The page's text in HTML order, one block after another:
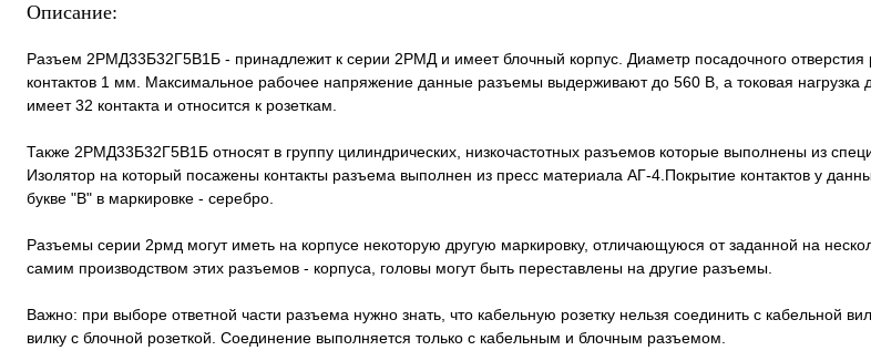
Описание:
Разъем 2РМД33Б32Г5В1Б - принадлежит к серии 2РМД и имеет блочный корпус. Диаметр посадочного
контактов 1 мм. Максимальное рабочее напряжение данные разъемы выдерживают до 560 В, а токовая
имеет 32 контакта и относится к розеткам.
Также 2РМД33Б32Г5В1Б относят в группу цилиндрических, низкочастотных разъемов которые выполнены из
Изолятор на который посажены контакты разъема выполнен из пресс материала АГ-4.Покрытие контактов у
букве "В" в маркировке - серебро.
Разъемы серии 2рмд могут иметь на корпусе некоторую другую маркировку, отличающуюся от заданной на
самим производством этих разъемов - корпуса, головы могут быть переставлены на другие разъемы.
Важно: при выборе ответной части разъема нужно знать, что кабельную розетку нельзя соединить с кабельной
вилку с блочной розеткой. Соединение выполняется только с кабельным и блочным разъемом.